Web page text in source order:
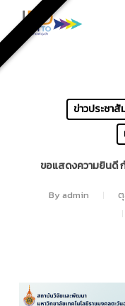
main
content
ข่าวประชา
ขอแสดงความยินดี
Byadmin